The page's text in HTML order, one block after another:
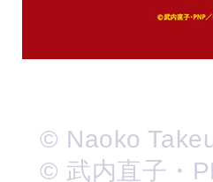
© Naoko
© 武内直子・